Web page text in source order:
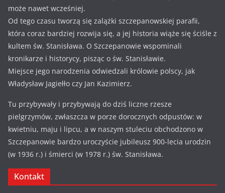
może nawet wcześniej.
Od tego czasu tworzą się zalążki szczepanowskiej parafii,
która coraz bardziej rozwija się, a jej historia wiąże się ściśle z
kultem św. Stanisława. O Szczepanowie wspominali
kronikarze i historycy, pisząc o św. Stanisławie.
Miejsce jego narodzenia odwiedzali królowie polscy, jak
Władysław Jagiełło czy Jan Kazimierz.
Tu przybywały i przybywają do dziś liczne rzesze
pielgrzymów, zwłaszcza w porze dorocznych odpustów: w
kwietniu, maju i lipcu, a w naszym stuleciu obchodzono w
Szczepanowie bardzo uroczyście jubileusz 900-lecia urodzin
(w 1936 r.) i śmierci (w 1978 r.) św. Stanisława.
Kontakt